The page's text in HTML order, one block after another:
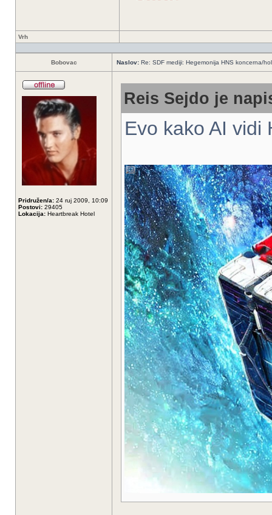
Vrh
Bobovac Naslov: Re: SDF mediji: Hegemonija HNS koncerna/
Pridružen/a: 24 ruj 2009, 10:09
Postovi: 29405
Lokacija: Heartbreak Hotel
Reis Sejdo je
Evo kako AI vidi